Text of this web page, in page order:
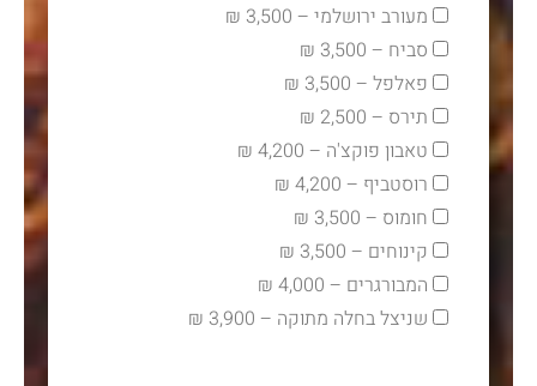
מעורב ירושלמי – 3,500 ₪
סביח – 3,500 ₪
פאלפל – 3,500 ₪
תירס – 2,500 ₪
טאבון פוקצ'ה – 4,200 ₪
רוסטביף – 4,200 ₪
חומוס – 3,500 ₪
קינוחים – 3,500 ₪
המבורגרים – 4,000 ₪
שניצל בחלה מתוקה – 3,900 ₪